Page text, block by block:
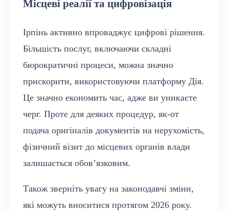
Місцеві реалії та цифровізація
Ірпінь активно впроваджує цифрові рішення.
Більшість послуг, включаючи складні
бюрократичні процеси, можна значно
прискорити, використовуючи платформу Дія.
Це значно економить час, адже ви уникаєте
черг. Проте для деяких процедур, як-от
подача оригіналів документів на нерухомість,
фізичний візит до місцевих органів влади
залишається обов’язковим.
Також зверніть увагу на законодавчі зміни,
які можуть вноситися протягом 2026 року.